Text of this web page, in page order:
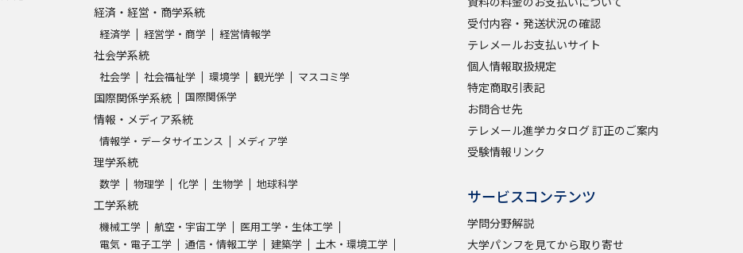
経済・経営・商学系統
経済学 経営学・商学 経営情報学
社会学系統
社会学 社会福祉学 環境学 観光学 マスコミ学
国際関係学系統 国際関係学
情報・メディア系統
情報学・データサイエンス メディア学
理学系統
数学 物理学 化学 生物学 地球科学
工学系統
機械工学 航空・宇宙工学
医用工学・生体工学
電気・電子工学
通信・情報工学 建築学
土木・環境工学
受付内容・発送状況の確認
テレメールお支払いサイト
個人情報取扱規定
特定商取引表記
お問合せ先
テレメール進学カタログ 訂正のご案内
受験情報リンク
サービスコンテンツ
学問分野解説
大学パンフを見てから取り寄せ